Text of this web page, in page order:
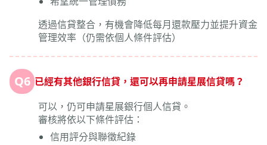
透過信貸整合，有機會降低每月還款壓力並提升資金
管理效率（仍需依個人條件評估）
Q6 已經有其他銀行信貸，還可以再申請星展信貸嗎？
可以，仍可申請星展銀行個人信貸。
審核將依以下條件評估：
信用評分與聯徵紀錄